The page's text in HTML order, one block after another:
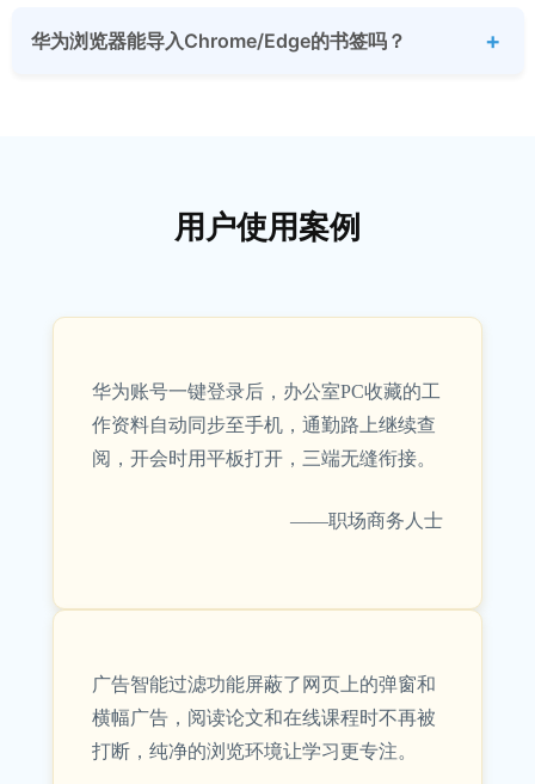
华为浏览器能导入Chrome/Edge的书签吗？
用户使用案例
华为账号一键登录后，办公室PC收藏的工
作资料自动同步至手机，通勤路上继续查
阅，开会时用平板打开，三端无缝衔接。
——职场商务人士
广告智能过滤功能屏蔽了网页上的弹窗和
横幅广告，阅读论文和在线课程时不再被
打断，纯净的浏览环境让学习更专注。